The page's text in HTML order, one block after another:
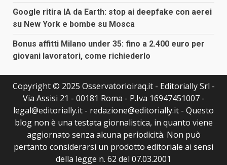
Google ritira IA da Earth: stop ai deepfake con aerei
su New York e bombe su Mosca
Bonus affitti Milano under 35: fino a 2.400 euro per
giovani lavoratori, come richiederlo
Copyright © 2025 Osservatorioiraq.it - Editorially Srl -
Via Assisi 21 - 00181 Roma - P.Iva 16947451007 -
legal@editorially.it - redazione@editorially.it - Questo
blog non è una testata giornalistica, in quanto viene
aggiornato senza alcuna periodicità. Non può
pertanto considerarsi un prodotto editoriale ai sensi
della legge n. 62 del 07.03.2001